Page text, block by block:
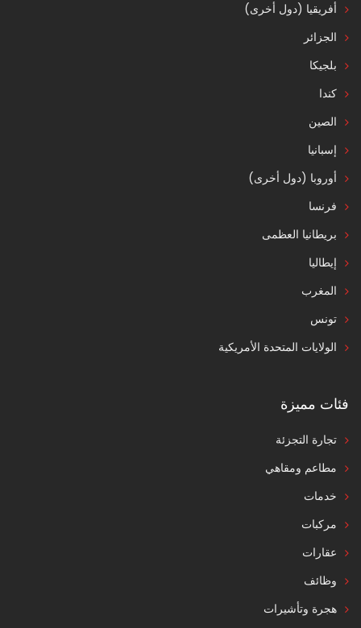
أفريقيا (دول أخرى)
الجزائر
بلجيكا
كندا
الصين
إسبانيا
أوروبا (دول أخرى)
فرنسا
بريطانيا العظمى
إيطاليا
المغرب
تونس
الولايات المتحدة الأمريكية
فئات مميزة
تجارة التجزئة
مطاعم ومقاهي
خدمات
مركبات
عقارات
وظائف
هجرة وتأشيرات